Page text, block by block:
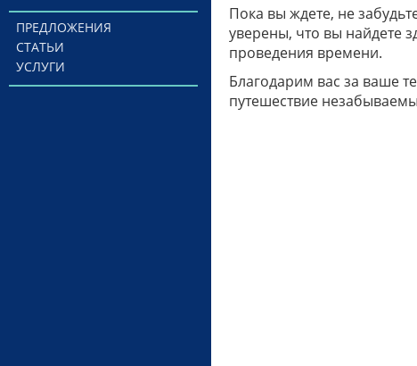
ПРЕДЛОЖЕНИЯ
СТАТЬИ
УСЛУГИ
Пока вы ждете, не
уверены, что вы найдете
проведения времени.
Благодарим вас за ваше
путешествие